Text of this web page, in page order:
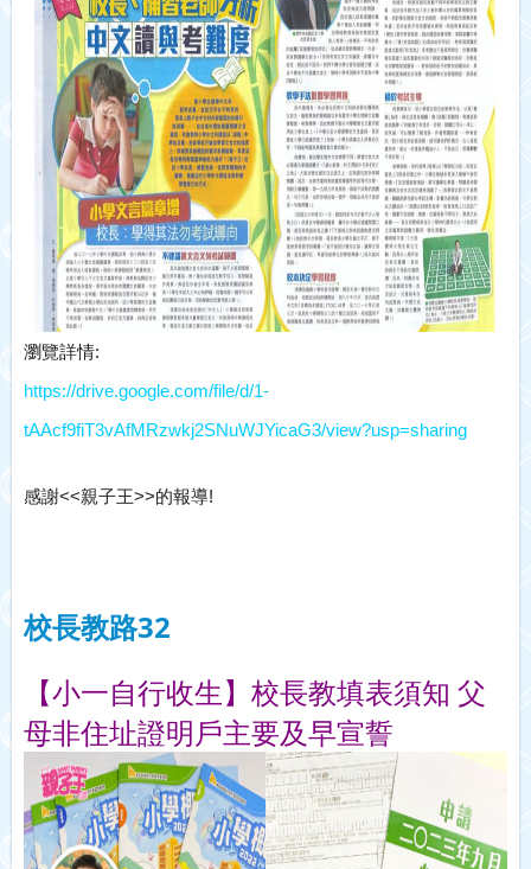
瀏覽詳情:
https://drive.google.com/file/d/1-
tAAcf9fiT3vAfMRzwkj2SNuWJYicaG3/view?usp=sharing
感謝<<親子王>>的報導!
校長教路32
【小一自行收生】 校長教填表須知 父
母非住址證明戶主要及早宣誓